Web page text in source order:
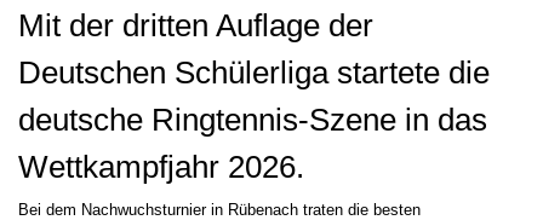
Mit der dritten Auflage der
Deutschen Schülerliga startete die
deutsche Ringtennis-Szene in das
Wettkampfjahr 2026.
Bei dem Nachwuchsturnier in Rübenach traten die besten